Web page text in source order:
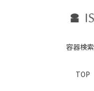
容器検索
TOP